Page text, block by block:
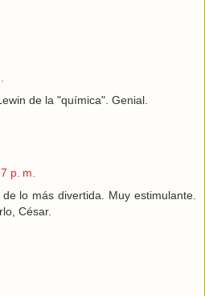
de la "química". Genial.
p. m.
lo más divertida. Muy estimulante.
César.